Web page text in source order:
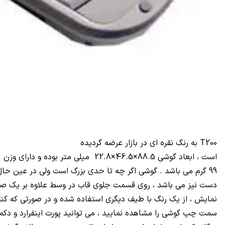
T200 به رنگ نقره ای در بازار عرضه گردیده
است ، ابعاد گوشی 88.5×46.5×22.8 میلی متر بوده و دارای وزن
99 گرم می باشد . گوشی اگر چه تا حدی بزرگ است ولی در عین حال خوش
دست نیز می باشد ، روی قسمت جلوی قاب در وسط علاوه بر یک
نمایش ، از یک رنگ با طیف دیگری استفاده شده و در صورتی که
سمت چپ گوشی را مشاهده نمایید ، می توانید پورت اینفرارد و